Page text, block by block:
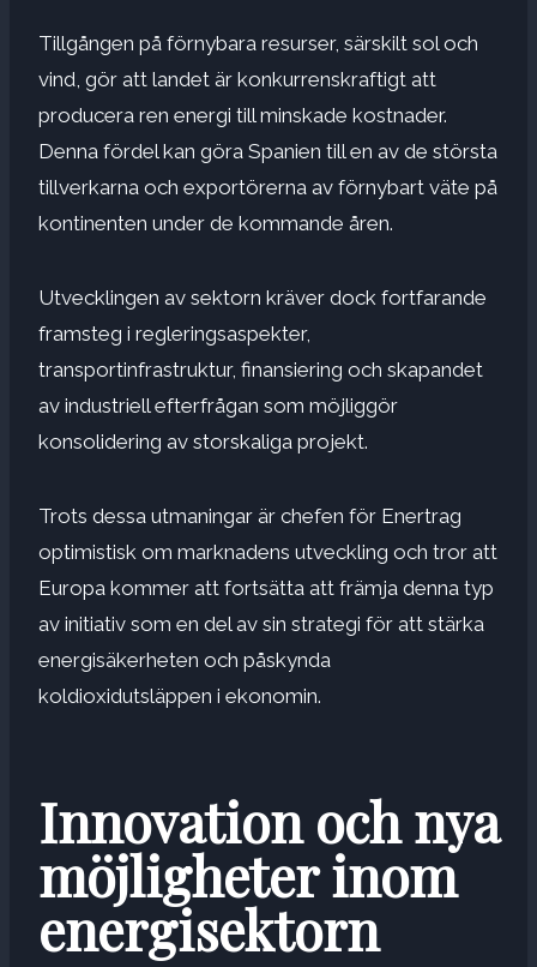
Tillgången på förnybara resurser, särskilt sol och
vind, gör att landet är konkurrenskraftigt att
producera ren energi till minskade kostnader.
Denna fördel kan göra Spanien till en av de största
tillverkarna och exportörerna av förnybart väte på
kontinenten under de kommande åren.
Utvecklingen av sektorn kräver dock fortfarande
framsteg i regleringsaspekter,
transportinfrastruktur, finansiering och skapandet
av industriell efterfrågan som möjliggör
konsolidering av storskaliga projekt.
Trots dessa utmaningar är chefen för Enertrag
optimistisk om marknadens utveckling och tror att
Europa kommer att fortsätta att främja denna typ
av initiativ som en del av sin strategi för att stärka
energisäkerheten och påskynda
koldioxidutsläppen i ekonomin.
Innovation och nya
möjligheter inom
energisektorn